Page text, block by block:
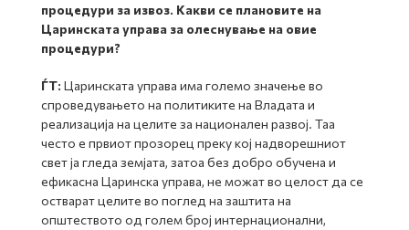
процедури за извоз. Какви се плановите на
Царинската управа за олеснување на овие
процедури?
ЃТ: Царинската управа има големо значење во
спроведувањето на политиките на Владата и
реализација на целите за национален развој. Таа
често е првиот прозорец преку кој надворешниот
свет ја гледа земјата, затоа без добро обучена и
ефикасна Царинска управа, не можат во целост да се
остварат целите во поглед на заштита на
општеството од голем број интернационални,